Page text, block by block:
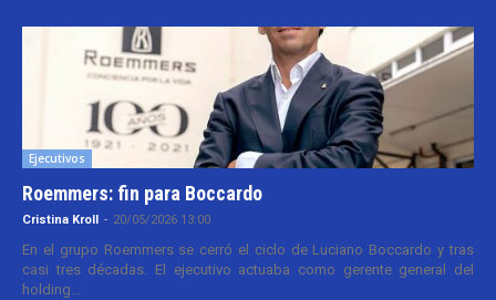
Ejecutivos
Roemmers: fin para Boccardo
Cristina Kroll - 20/05/2026 13:00
En el grupo Roemmers se cerró el ciclo de Luciano Boccardo y tras
casi tres décadas. El ejecutivo actuaba como gerente general del
holding...